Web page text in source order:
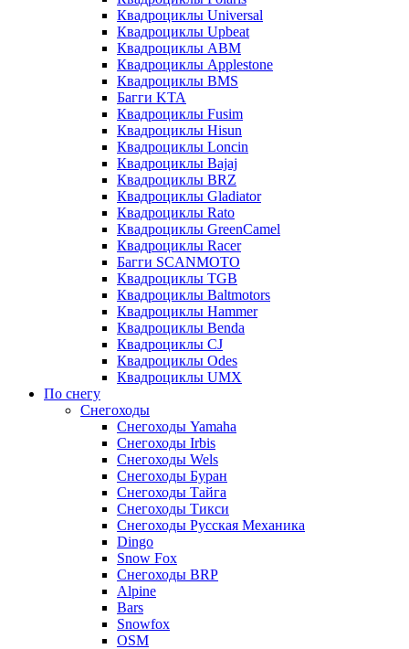
Квадроциклы Universal
Квадроциклы Upbeat
Квадроциклы ABM
Квадроциклы Applestone
Квадроциклы BMS
Багги KTA
Квадроциклы Fusim
Квадроциклы Hisun
Квадроциклы Loncin
Квадроциклы Bajaj
Квадроциклы BRZ
Квадроциклы Gladiator
Квадроциклы Rato
Квадроциклы GreenCamel
Квадроциклы Racer
Багги SCANMOTO
Квадроциклы TGB
Квадроциклы Baltmotors
Квадроциклы Hammer
Квадроциклы Benda
Квадроциклы CJ
Квадроциклы Odes
Квадроциклы UMX
По снегу
Снегоходы
Снегоходы Yamaha
Снегоходы Irbis
Снегоходы Wels
Снегоходы Буран
Снегоходы Тайга
Снегоходы Тикси
Снегоходы Русская Механика
Dingo
Snow Fox
Снегоходы BRP
Alpine
Bars
Snowfox
OSM